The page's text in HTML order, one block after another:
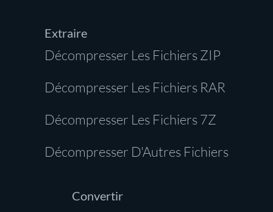
Extraire
Décompresser Les Fichiers ZIP
Décompresser Les Fichiers RAR
Décompresser Les Fichiers 7Z
Décompresser D'Autres Fichiers
Convertir